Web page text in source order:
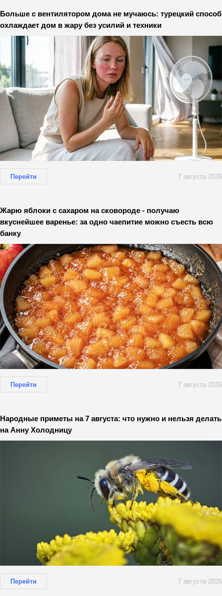
Больше с вентилятором дома не мучаюсь: турецкий способ
охлаждает дом в жару без усилий и техники
Перейти 7 августа 2026
Жарю яблоки с сахаром на сковороде - получаю
вкуснейшее варенье: за одно чаепитие можно съесть всю
банку
Перейти 7 августа 2026
Народные приметы на 7 августа: что нужно и нельзя делать
на Анну Холодницу
Перейти 7 августа 2026